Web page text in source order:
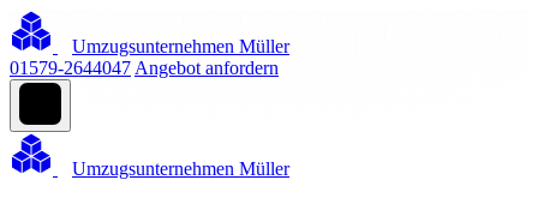
Umzugsunternehmen Müller
01579-2644047 Angebot anfordern
Umzugsunternehmen Müller